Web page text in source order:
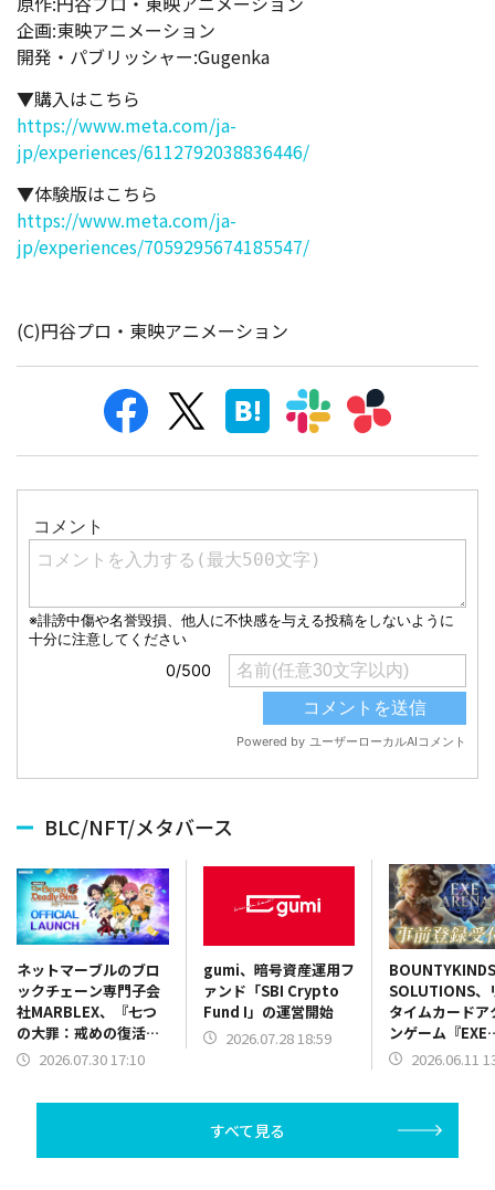
https://www.meta.com/ja-
jp/experiences/6112792038836446/
▼体験版はこちら
https://www.meta.com/ja-
jp/experiences/7059295674185547/
(C)円谷プロ・東映アニメーション
ネットマーブルのブロ
ックチェーン専門子会
社MARBLEX、『七つ
の大罪：戒めの復活
NFT』を正式リリース
2026.07.30 17:10
ァンド「SBI Crypto
Fund I」の運営開始
2026.07.28 18:59
BOUNTYKINDS
SOLUTIONS、
タイムカードア
ンゲーム『EXE
ャンペーンを開
2026.06.11
すべて見る